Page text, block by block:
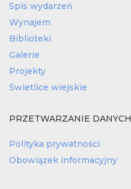
Spis wydarzeń
Wynajem
Biblioteki
Galerie
Projekty
Świetlice wiejskie
PRZETWARZANIE DANYCH
Polityka prywatności
Obowiązek informacyjny